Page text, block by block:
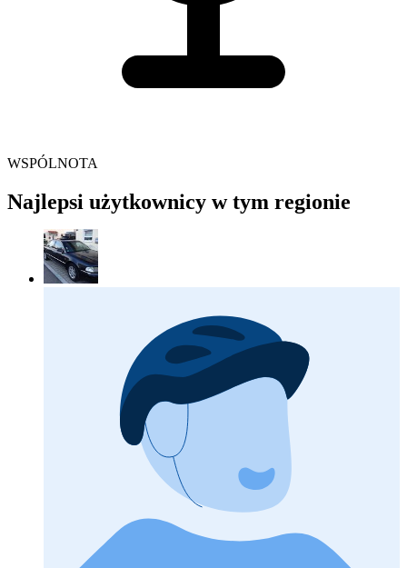
WSPÓLNOTA
Najlepsi użytkownicy w tym regionie